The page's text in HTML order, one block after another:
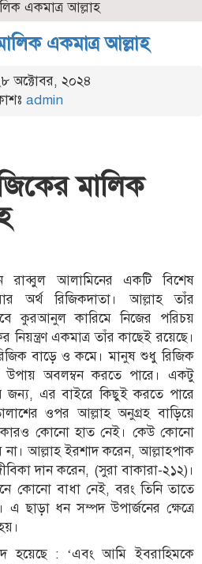
একমাত্র আল্লাহ
একমাত্র আল্লাহ
অক্টোবর, ২০২৪
admin
মালিক
রাব্বুল আলামিনের একটি বিশেষ
অর্থ রিজিকদাতা। আল্লাহ তাঁর
কুরআনুল কারিমে নিজের পরিচয়
নিয়ন্ত্রণ একমাত্র তাঁর কাছেই রয়েছে।
বাড়ে ও কমে। মানুষ শুধু রিজিক
উপায় অবলম্বন করতে পারে। একটু
এর বাইরে কিছুই করতে পারে
ওপর আল্লাহ অনুগ্রহ বাড়িয়ে
কারও কোনো হাত নেই। কেউ কোনো
না। আল্লাহ ইরশাদ করেন, আল্লাহপাক
দান করেন, (সুরা বাকারা-২১২)।
কোনো বাধা নেই, বরং তিনি তাতে
এ ছাড়া ধন সম্পদ উপার্জনের ক্ষেত্রে
হয়েছে : ‘এবং আমি ইবরাহিমকে